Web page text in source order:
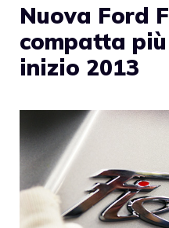
Nuova Ford
compatta
inizio 2013